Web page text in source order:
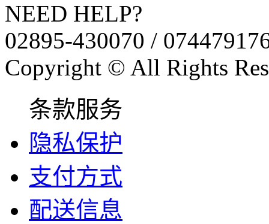
NEED HELP?
02895-430070 /
Copyright © All Rights
条款服务
隐私保护
支付方式
配送信息